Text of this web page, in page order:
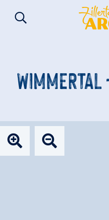
WIMMERTAL